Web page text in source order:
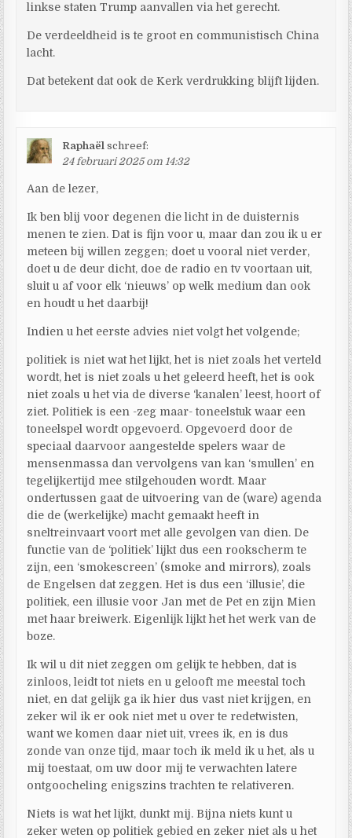
linkse staten Trump aanvallen via het gerecht.
De verdeeldheid is te groot en communistisch China
lacht.
Dat betekent dat ook de Kerk verdrukking blijft lijden.
Raphaël schreef:
24 februari 2025 om 14:32
Aan de lezer,
Ik ben blij voor degenen die licht in de duisternis
menen te zien. Dat is fijn voor u, maar dan zou ik u er
meteen bij willen zeggen; doet u vooral niet verder,
doet u de deur dicht, doe de radio en tv voortaan uit,
sluit u af voor elk ‘nieuws’ op welk medium dan ook
en houdt u het daarbij!
Indien u het eerste advies niet volgt het volgende;
politiek is niet wat het lijkt, het is niet zoals het verteld
wordt, het is niet zoals u het geleerd heeft, het is ook
niet zoals u het via de diverse ‘kanalen’ leest, hoort of
ziet. Politiek is een -zeg maar- toneelstuk waar een
toneelspel wordt opgevoerd. Opgevoerd door de
speciaal daarvoor aangestelde spelers waar de
mensenmassa dan vervolgens van kan ‘smullen’ en
tegelijkertijd mee stilgehouden wordt. Maar
ondertussen gaat de uitvoering van de (ware) agenda
die de (werkelijke) macht gemaakt heeft in
sneltreinvaart voort met alle gevolgen van dien. De
functie van de ‘politiek’ lijkt dus een rookscherm te
zijn, een ‘smokescreen’ (smoke and mirrors), zoals
de Engelsen dat zeggen. Het is dus een ‘illusie’, die
politiek, een illusie voor Jan met de Pet en zijn Mien
met haar breiwerk. Eigenlijk lijkt het het werk van de
boze.
Ik wil u dit niet zeggen om gelijk te hebben, dat is
zinloos, leidt tot niets en u gelooft me meestal toch
niet, en dat gelijk ga ik hier dus vast niet krijgen, en
zeker wil ik er ook niet met u over te redetwisten,
want we komen daar niet uit, vrees ik, en is dus
zonde van onze tijd, maar toch ik meld ik u het, als u
mij toestaat, om uw door mij te verwachten latere
ontgoocheling enigszins trachten te relativeren.
Niets is wat het lijkt, dunkt mij. Bijna niets kunt u
zeker weten op politiek gebied en zeker niet als u het